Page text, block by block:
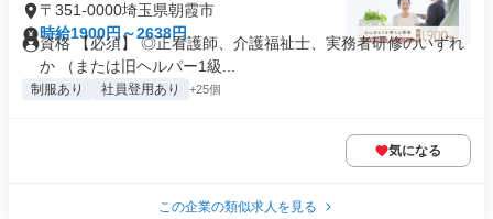
〒351-0000埼玉県朝霞市
時給1900円～2638円
資格 【必須】 ◎正看護師、介護福祉士、実務者研修のいずれ
か （または旧ヘルパー1級...
制服あり 社員登用あり +25個
気になる
この企業の類似求人を見る